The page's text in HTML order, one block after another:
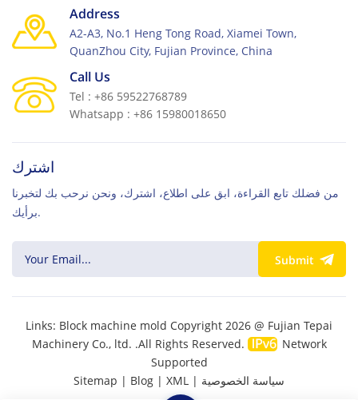
Address
A2-A3, No.1 Heng Tong Road, Xiamei Town,
QuanZhou City, Fujian Province, China
Call Us
Tel : +86 59522768789
Whatsapp : +86 15980018650
اشترك
من فضلك تابع القراءة، ابق على اطلاع، اشترك، ونحن نرحب بك لتخبرنا
برأيك.
Submit
Links: Block machine mold Copyright 2026 @ Fujian Tepai
Machinery Co., ltd. .All Rights Reserved.
Network
Supported
Sitemap | Blog | XML | سياسة الخصوصية